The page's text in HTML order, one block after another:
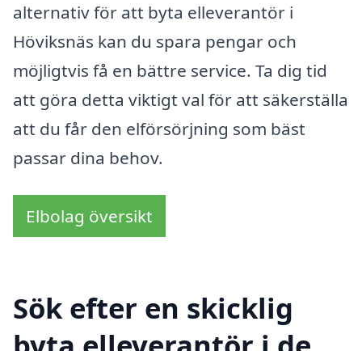
alternativ för att byta elleverantör i
Höviksnäs kan du spara pengar och
möjligtvis få en bättre service. Ta dig tid
att göra detta viktigt val för att säkerställa
att du får den elförsörjning som bäst
passar dina behov.
Elbolag översikt
Sök efter en skicklig